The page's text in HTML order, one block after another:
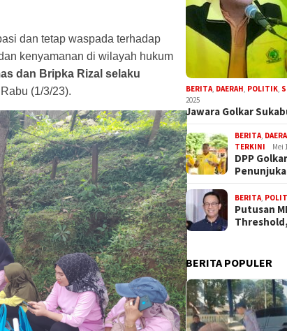
dan tetap waspada terhadap
kenyamanan di wilayah hukum
dan Bripka Rizal selaku
(1/3/23). BERITA DAERAH POLITIK
2025
Jawara Golkar
BERITA
TERKINI
Mei
DPP
BERITA
Putusan
BERITA POPULER